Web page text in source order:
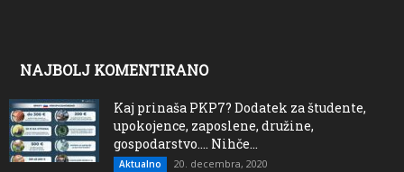
NAJBOLJ KOMENTIRANO
Kaj prinaša PKP7? Dodatek za študente,
upokojence, zaposlene, družine,
gospodarstvo…. Nihče...
Aktualno 20. decembra, 2020